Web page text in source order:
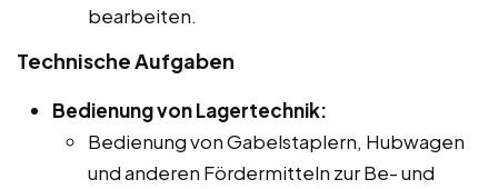
bearbeiten.
Technische Aufgaben
Bedienung von Lagertechnik:
Bedienung von Gabelstaplern, Hubwagen
und anderen Fördermitteln zur Be- und